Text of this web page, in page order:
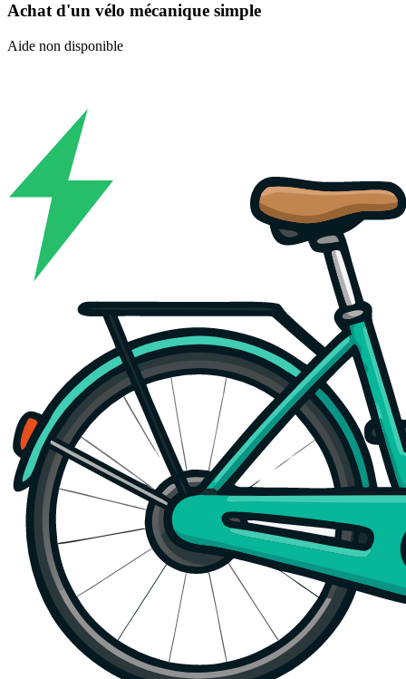
Achat d'un vélo mécanique simple
Aide non disponible